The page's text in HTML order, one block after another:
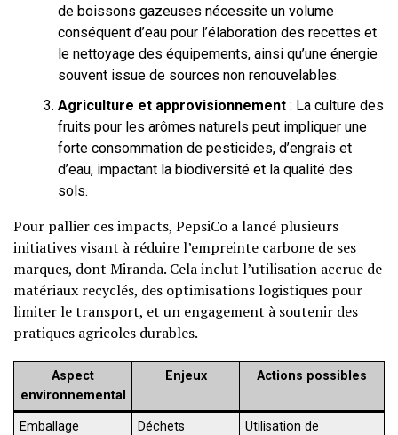
de boissons gazeuses nécessite un volume
conséquent d’eau pour l’élaboration des recettes et
le nettoyage des équipements, ainsi qu’une énergie
souvent issue de sources non renouvelables.
Agriculture et approvisionnement : La culture des
fruits pour les arômes naturels peut impliquer une
forte consommation de pesticides, d’engrais et
d’eau, impactant la biodiversité et la qualité des
sols.
Pour pallier ces impacts, PepsiCo a lancé plusieurs
initiatives visant à réduire l’empreinte carbone de ses
marques, dont Miranda. Cela inclut l’utilisation accrue de
matériaux recyclés, des optimisations logistiques pour
limiter le transport, et un engagement à soutenir des
pratiques agricoles durables.
Aspect
environnemental
Enjeux Actions possibles
Emballage
Déchets
Utilisation de